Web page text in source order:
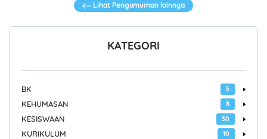
Lihat Pengumuman lainnya
KATEGORI
BK 5
KEHUMASAN 8
KESISWAAN 30
KURIKULUM 10